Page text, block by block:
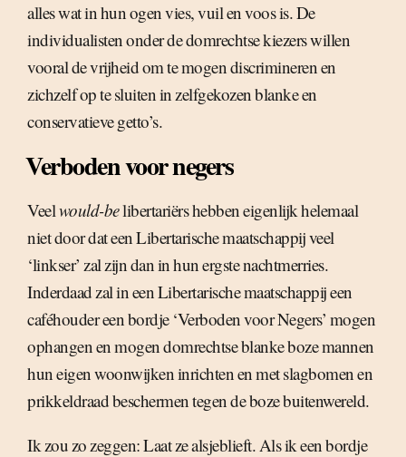
alles wat in hun ogen vies, vuil en voos is. De
individualisten onder de domrechtse kiezers willen
vooral de vrijheid om te mogen discrimineren en
zichzelf op te sluiten in zelfgekozen blanke en
conservatieve getto’s.
Verboden voor negers
Veelwould-belibertariërs hebben eigenlijk helemaal
niet door dat een Libertarische maatschappij veel
‘linkser’ zal zijn dan in hun ergste nachtmerries.
Inderdaad zal in een Libertarische maatschappij een
caféhouder een bordje ‘Verboden voor Negers’ mogen
ophangen en mogen domrechtse blanke boze mannen
hun eigen woonwijken inrichten en met slagbomen en
prikkeldraad beschermen tegen de boze buitenwereld.
Ik zou zo zeggen: Laat ze alsjeblieft. Als ik een bordje